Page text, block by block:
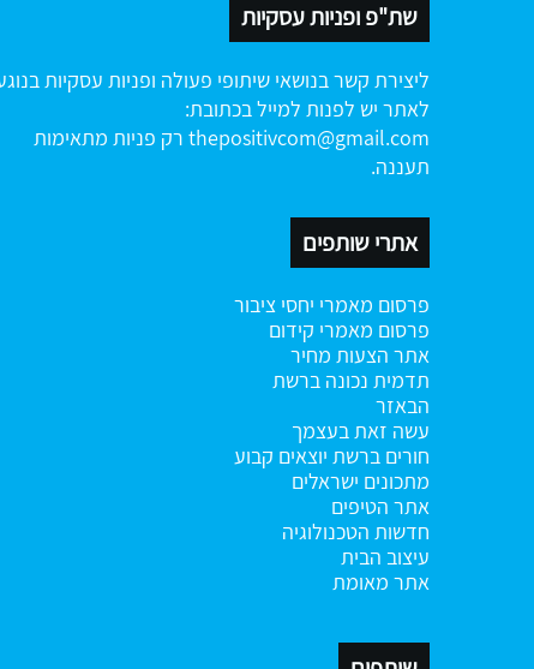
שת"פ ופניות עסקיות
ליצירת קשר בנושאי שיתופי פעולה ופניות עסקיות
לאתר יש לפנות למייל בכתובת:
thepositivcom@gmail.com רק פניות מתאימות
תעננה.
אתרי שותפים
פרסום מאמרי יחסי ציבור
פרסום מאמרי קידום
אתר הצעות מחיר
תדמית נכונה ברשת
הבאזר
עשה זאת בעצמך
חורים ברשת יוצאים קבוע
מתכונים ישראלים
אתר הטיפים
חדשות הטכנולוגיה
עיצוב הבית
אתר מאומת